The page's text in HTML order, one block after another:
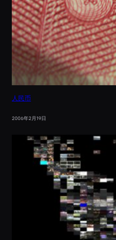
人民币
2006年2月19日